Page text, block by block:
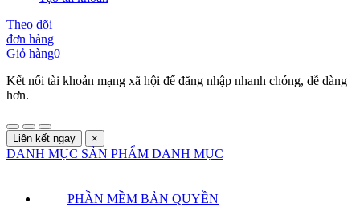
Theo dõi
đơn hàng
Giỏ hàng0
Kết nối tài khoản mạng xã hội để đăng nhập nhanh chóng, dễ dàng
hơn.
Liên kết ngay ×
DANH MỤC SẢN PHẨM DANH MỤC
PHẦN MỀM BẢN QUYỀN